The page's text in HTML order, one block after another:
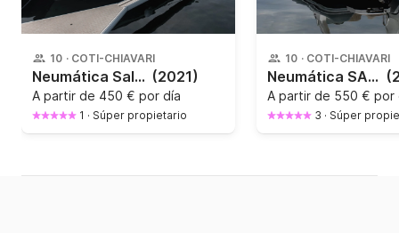
10 · COTI-CHIAVARI
Neumática Salpa Soleil 23 225CV (2021)
A partir de 450 € por día
1 · Súper propietario
10 · COTI-CHIAVARI
Neumática SALPA SALPA 26 300CV
A partir de 550 € por
3 · Súper